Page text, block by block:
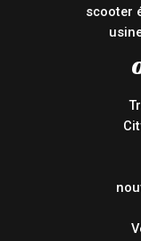
scooter